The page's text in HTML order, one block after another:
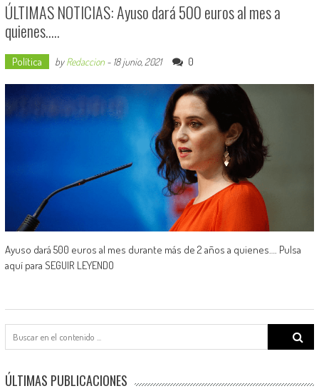
ÚLTIMAS NOTICIAS: Ayuso dará 500 euros al mes a
quienes…..
Política byRedaccion- 18 junio, 2021 0
Ayuso dará 500 euros al mes durante más de 2 años a quienes…. Pulsa
aquí para SEGUIR LEYENDO
Search
for:
ÚLTIMAS PUBLICACIONES